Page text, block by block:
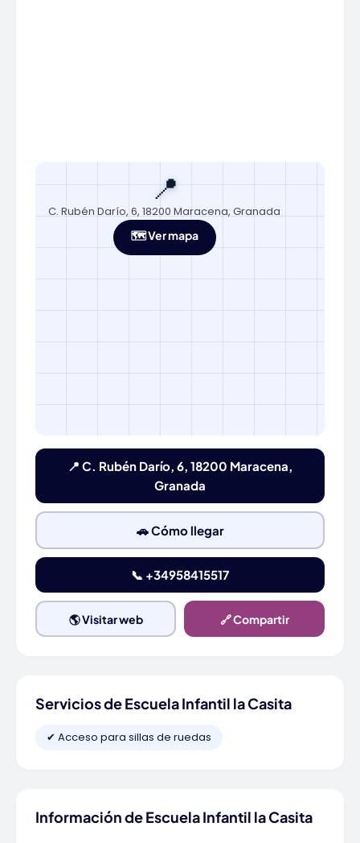
📍
C. Rubén Darío, 6, 18200 Maracena, Granada
🗺️ Ver mapa
📍 C. Rubén Darío, 6, 18200 Maracena,
Granada
🚗 Cómo llegar
📞 +34958415517
🌎 Visitar web 🔗 Compartir
Servicios de Escuela Infantil la Casita
✔ Acceso para sillas de ruedas
Información de Escuela Infantil la Casita